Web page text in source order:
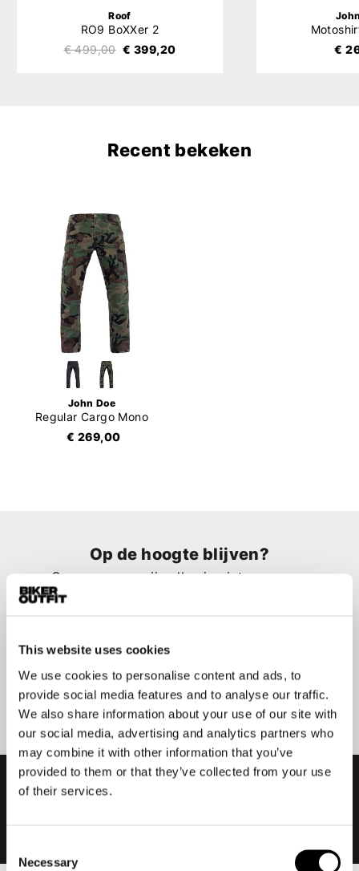
This website uses cookies
We use cookies to personalise content and ads, to
provide social media features and to analyse our traffic.
We also share information about your use of our site with
our social media, advertising and analytics partners who
may combine it with other information that you’ve
provided to them or that they’ve collected from your use
of their services.
Selection
Necessary
Roof
RO9 BoXXer 2
€ 499,00 € 399,20
€
Recent bekeken
John Doe
Regular Cargo Mono
€ 269,00
Op de hoogte blijven?
Geen zorgen, wij zullen je niet spammen
Aanmelden